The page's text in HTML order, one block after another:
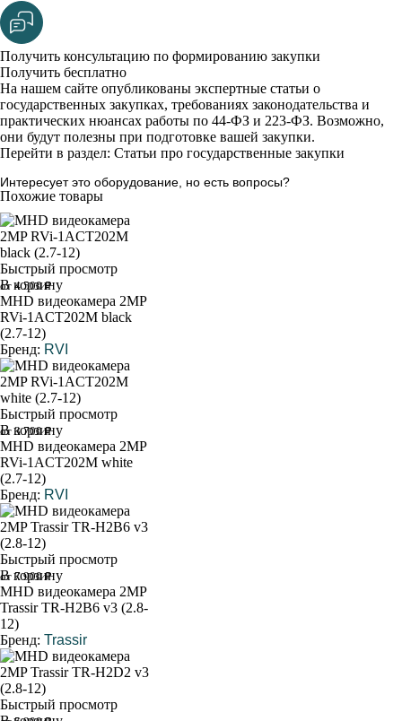
Получить консультацию по формированию закупки
Получить бесплатно
На нашем сайте опубликованы экспертные статьи о
государственных закупках, требованиях законодательства и
практических нюансах работы по 44-ФЗ и 223-ФЗ. Возможно,
они будут полезны при подготовке вашей закупки.
Перейти в раздел: Статьи про государственные закупки
Интересует это оборудование, но есть вопросы?
Похожие товары
Быстрый просмотр
В корзину
от 4 500 ₽
MHD видеокамера 2MP
RVi-1ACT202M black
(2.7-12)
Бренд: RVI
Быстрый просмотр
В корзину
от 3 700 ₽
MHD видеокамера 2MP
RVi-1ACT202M white
(2.7-12)
Бренд: RVI
Быстрый просмотр
В корзину
от 7 900 ₽
MHD видеокамера 2MP
Trassir TR-H2B6 v3 (2.8-
12)
Бренд: Trassir
Быстрый просмотр